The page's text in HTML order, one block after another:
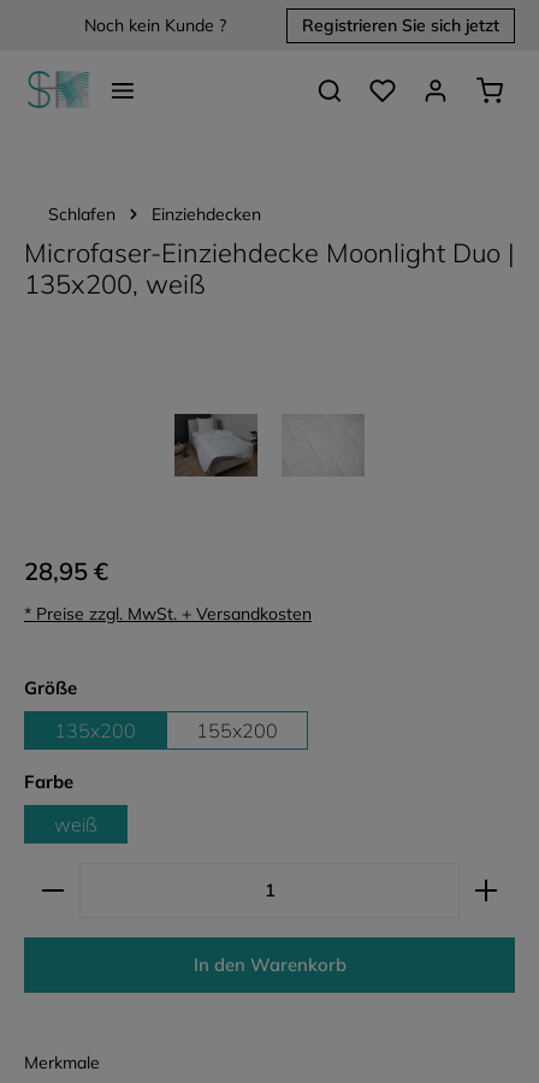
springenNoch kein Kunde ? Registrieren Sie sich jetzt
Du hast 0 Produkte
Schlafen Einziehdecken
Microfaser-Einziehdecke Moonlight Duo |
135x200, weiß
28,95 €
* Preise zzgl. MwSt. + Versandkosten
Größeauswählen
135x200 155x200
Farbeauswählen
weiß
Produkt Anzahl: Gib den gewünschten Wert ein
In den Warenkorb
Merkmale